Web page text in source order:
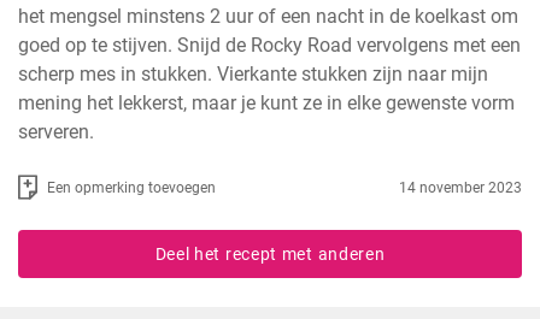
het mengsel minstens 2 uur of een nacht in de koelkast om
goed op te stijven. Snijd de Rocky Road vervolgens met een
scherp mes in stukken. Vierkante stukken zijn naar mijn
mening het lekkerst, maar je kunt ze in elke gewenste vorm
serveren.
Een opmerking toevoegen 14 november 2023
Deel het recept met anderen